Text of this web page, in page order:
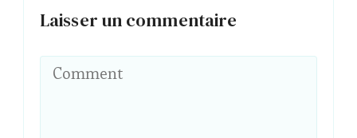
Laisser un commentaire